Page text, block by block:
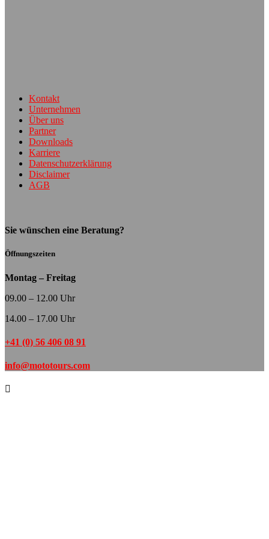
Kontakt
Unternehmen
Über uns
Partner
Downloads
Karriere
Datenschutzerklärung
Disclaimer
AGB
Sie wünschen eine Beratung?
Öffnungszeiten
Montag – Freitag
09.00 – 12.00 Uhr
14.00 – 17.00 Uhr
+41 (0) 56 406 08 91
info@mototours.com